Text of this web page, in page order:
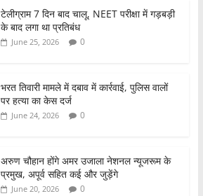
टेलीग्राम 7 दिन बाद चालू, NEET परीक्षा में गड़बड़ी
के बाद लगा था प्रतिबंध
June 25, 2026 0
भरत तिवारी मामले में दबाव में कार्रवाई, पुलिस वालों
पर हत्या का केस दर्ज
June 24, 2026 0
अरुण चौहान होंगे अमर उजाला नेशनल न्यूजरूम के
प्रमुख, अपूर्व सहित कई और जुड़ेंगे
June 20, 2026 0